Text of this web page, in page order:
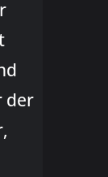
der